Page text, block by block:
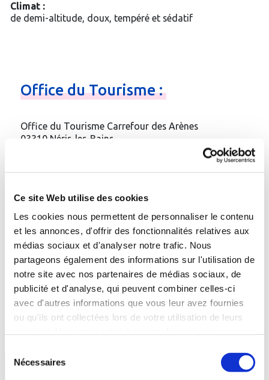
Ce site Web utilise des cookies
Les cookies nous permettent de personnaliser le contenu
et les annonces, d'offrir des fonctionnalités relatives aux
médias sociaux et d'analyser notre trafic. Nous
partageons également des informations sur l'utilisation de
notre site avec nos partenaires de médias sociaux, de
publicité et d'analyse, qui peuvent combiner celles-ci
avec d'autres informations que vous leur avez fournies
ou qu'ils ont collectées lors de votre utilisation de leurs
Nécessaires
Climat :
de demi-altitude, doux, tempéré et sédatif
OfficeduTourisme:
Office du Tourisme Carrefour des Arènes
03310 Néris-les-Bains
Téléphone:04.70.03.11.03
Email :Contacter par e-mail
Gare à proximité :
gare de Montluçon (8 km)
Etablissement thermal de la
station